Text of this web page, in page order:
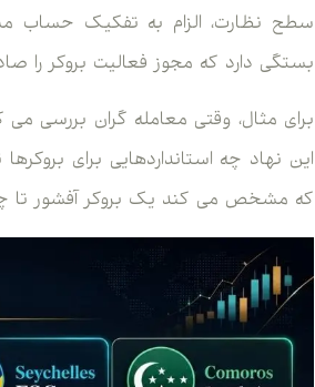
سطح نظارت، الزام به تفکیک حساب
بستگی دارد که مجوز فعالیت بروکر را
برای مثال، وقتی معامله گران بررسی
این نهاد چه استانداردهایی برای
که مشخص می کند یک بروکر آفشور تا چه